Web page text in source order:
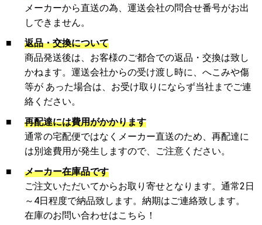
メーカーから直送の為、運送会社の問合せ番号がお出
しできません。
■
返品・交換について
商品発送後は、お客様のご都合での返品・交換は致し
かねます。運送会社からの受け渡し時に、へこみや傷
等が あった場合は、お受け取りにならず当社までご連
絡ください。
■
再配達には費用がかかります
通常の宅配便ではなくメーカー直送のため、再配達に
は別途費用が発生しますので、ご注意ください。
■
メーカー在庫品です
ご注文いただいてからお取り寄せとなります。通常2日
～4日程度で納品致します。納期はご連絡致します。
在庫のお問い合わせはこちら！